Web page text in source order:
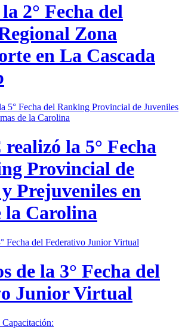
2° Fecha del
Zona
en La Cascada
la 5° Fecha
Provincial de
Prejuveniles en
la Carolina
de la 3° Fecha del
Junior Virtual